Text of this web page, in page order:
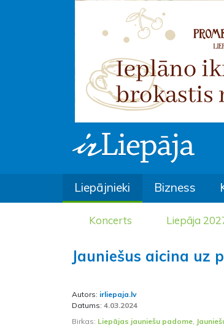
Liepājnieki Bizness
Koncerts Liepāja
Jauniešus aicina uz
Autors: irliepaja.lv
Datums: 4.03.2024
Birkas: Liepājas jauniešu padome,